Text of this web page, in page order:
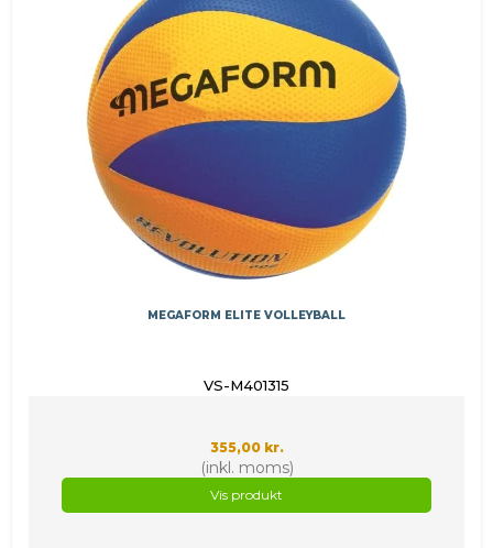
MEGAFORM ELITE VOLLEYBALL
VS-M401315
355,00 kr.
(inkl. moms)
Vis produkt